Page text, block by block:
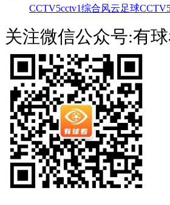
CCTV5cctv1综合风云足球
关注微信公众号:有